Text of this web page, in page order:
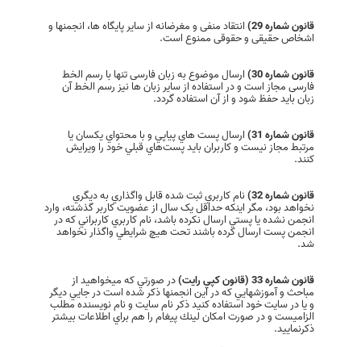
قانون شماره 29) انتقاد منفی و مغرضانه از ساير پایگاه ها، انجمنها و
اشخاص حقیقی و حقوقی ممنوع است.
قانون شماره 30) ارسال موضوع به زبان فارسی تنها با رسم الخط
فارسی مجاز است و در استفاده از سایر زبان ها نیز رسم الخط آن
زبان باید حفظ شود و از آن استفاده گردد.
قانون شماره 31) ارسال پست هاي پياپي و با محتواي يکسان يا
مرتبط مجاز نيست و کاربران بايد پست‌هاي قبلي خود را ويرايش
کنند.
قانون شماره 32) نام کاربري ثبت شده قابل واگذاري به ديگري
نخواهد بود، مگر اينکه حداقل يک سال از عضويت کاربر گذشته، وارد
انجمن نشده يا پستي ارسال نکرده باشد، نام کاربري کاربراني که در
انجمن پست ارسال کرده باشند تحت هيچ شرايطي واگذار نخواهد
شد.
قانون شماره 33 (قانون كپي رايت) در صورتي كه ميخواهيد از
مباحث و آموزشهايي كه در اين انجمنها ذكر شده است در جايي ديگر
و يا در سايت خود استفاده كنيد ذكر نام سايت و نام نويسنده مطلب
الزاميست و در صورت امكان لينك پيغام را هم براي اطلاعات بيشتر
ذكرنماييد.